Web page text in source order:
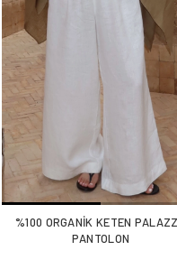
%100 ORGANİK KETEN
PANTOLON